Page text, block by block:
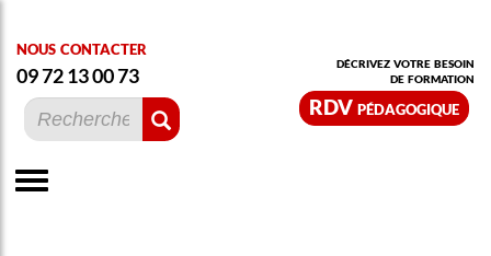
nous contacter
09 72 13 00 73
décrivez votre besoin
de formation
RDV pédagogique